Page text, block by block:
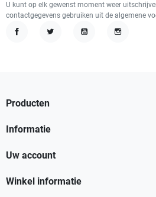
U kunt op elk gewenst moment weer
contactgegevens gebruiken uit de algemene
Producten
Informatie
Uw account
Winkel informatie